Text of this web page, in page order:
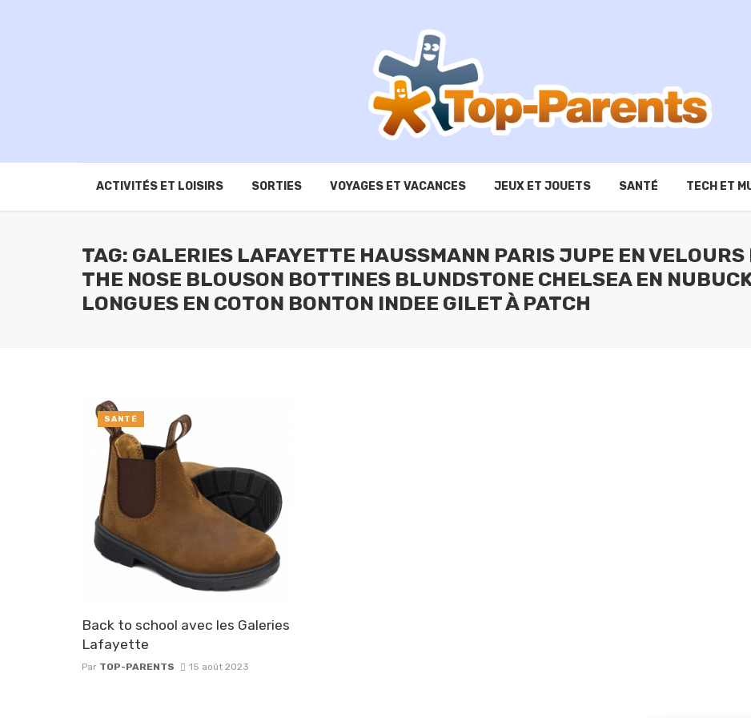
ACTIVITÉS ET LOISIRS SORTIES VOYAGES ET VACANCES JEUX ET JOUETS SANTÉ TECH ET
TAG: GALERIES LAFAYETTE HAUSSMANN PARIS JUPE EN
THE NOSE BLOUSON BOTTINES BLUNDSTONE CHELSEA EN
LONGUES EN COTON BONTON INDEE GILET À PATCH
Back to school avec les Galeries
Lafayette
Par TOP-PARENTS 15 août 2023
SANTÉ